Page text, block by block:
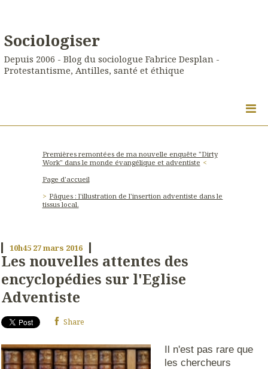
Sociologiser
Depuis 2006 - Blog du sociologue Fabrice Desplan -
Protestantisme, Antilles, santé et éthique
Premières remontées de ma nouvelle enquête "Dirty
Work" dans le monde évangélique et adventiste
Page d'accueil
Pâques : l'illustration de l'insertion adventiste dans le
tissus local.
10h45 27mars 2016
Les nouvelles attentes des
encyclopédies sur l'Eglise
Adventiste
Share
Il n'est pas rare que
les chercheurs